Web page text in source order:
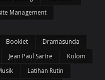
Management
Booklet
Dramasunda
Jean Paul Sartre
Kolom
Latihan Rutin